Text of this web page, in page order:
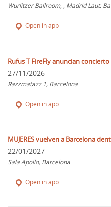
Wurlitzer Ballroom, , Madrid Laut,
Open in app
Rufus T FireFly anuncian
27/11/2026
Razzmatazz 1, Barcelona
Open in app
MUJERES vuelven a Barcelona
22/01/2027
Sala Apollo, Barcelona
Open in app